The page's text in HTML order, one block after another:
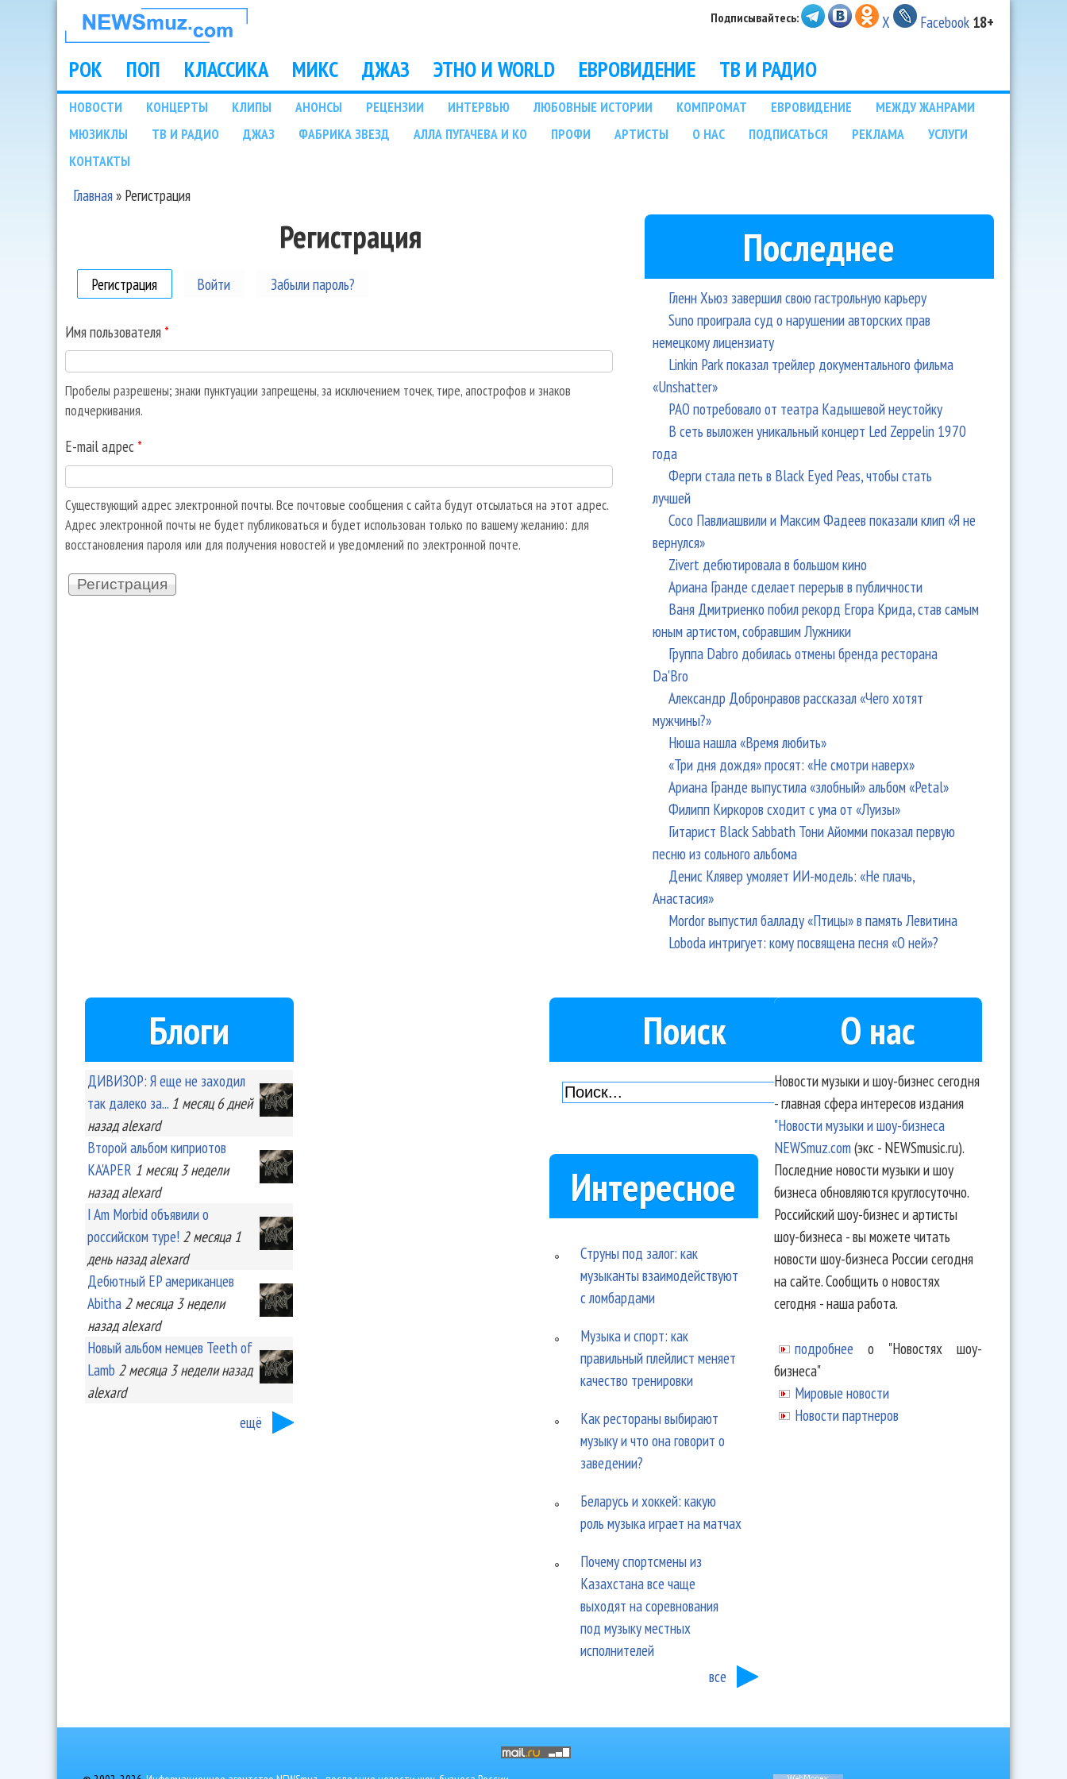
НОВОСТИ
МУЗЫКИ И
ШОУ БИЗНЕСА
NEWSMUZ.COM
Подписывайтесь: X Facebook 18+
Main menu
РОК ПОП КЛАССИКА МИКС ДЖАЗ ЭТНО И WORLD ЕВРОВИДЕНИЕ ТВ И РАДИО
Подразделы
НОВОСТИ КОНЦЕРТЫ КЛИПЫ АНОНСЫ РЕЦЕНЗИИ ИНТЕРВЬЮ ЛЮБОВНЫЕ ИСТОРИИ КОМПРОМАТ ЕВРОВИДЕНИЕ
МЕЖДУ ЖАНРАМИ
МЮЗИКЛЫ
ТВ И РАДИО ДЖАЗ ФАБРИКА ЗВЕЗД АЛЛА ПУГАЧЕВА И КО ПРОФИ АРТИСТЫ О НАС ПОДПИСАТЬСЯ РЕКЛАМА
УСЛУГИ
КОНТАКТЫ
Главная» Регистрация
Регистрация
Регистрация (активная вкладка)
Войти Забыли пароль?
Имя пользователя *
Пробелы разрешены; знаки пунктуации запрещены, за исключением точек, тире, апострофов и знаков
подчеркивания.
E-mail адрес *
Существующий адрес электронной почты. Все почтовые сообщения с сайта будут отсылаться на этот адрес.
Адрес электронной почты не будет публиковаться и будет использован только по вашему желанию: для
восстановления пароля или для получения новостей и уведомлений по электронной почте.
Последнее
Гленн Хьюз завершил свою гастрольную карьеру
Suno проиграла суд о нарушении авторских прав
немецкому лицензиату
Linkin Park показал трейлер документального фильма
«Unshatter»
РАО потребовало от театра Кадышевой неустойку
В сеть выложен уникальный концерт Led Zeppelin 1970
года
Ферги стала петь в Black Eyed Peas, чтобы стать
лучшей
Сосо Павлиашвили и Максим Фадеев показали клип «Я не
вернулся»
Zivert дебютировала в большом кино
Ариана Гранде сделает перерыв в публичности
Ваня Дмитриенко побил рекорд Егора Крида, став самым
юным артистом, собравшим Лужники
Группа Dabro добилась отмены бренда ресторана
Da'Bro
Александр Добронравов рассказал «Чего хотят
мужчины?»
Нюша нашла «Время любить»
«Три дня дождя» просят: «Не смотри наверх»
Ариана Гранде выпустила «злобный» альбом «Petal»
Филипп Киркоров сходит с ума от «Луизы»
Гитарист Black Sabbath Тони Айомми показал первую
песню из сольного альбома
Денис Клявер умоляет ИИ-модель: «Не плачь,
Анастасия»
Mordor выпустил балладу «Птицы» в память Левитина
Loboda интригует: кому посвящена песня «О ней»?
Блоги
ДИВИЗОР: Я еще не заходил
так далеко за... 1 месяц 6 дней
назад alexard
Второй альбом киприотов
KA'APER 1 месяц 3 недели
назад alexard
I Am Morbid объявили о
российском туре! 2 месяца 1
деньназад alexard
Дебютный EP американцев
Abitha 2 месяца 3 недели
назад alexard
Новый альбом немцев Teeth of
Lamb 2 месяца 3 неделиназад
alexard
ещё
Поиск
Интересное
Струны под залог: как
музыканты взаимодействуют
с ломбардами
Музыка и спорт: как
правильный плейлист меняет
качество тренировки
Как рестораны выбирают
музыку и что она говорит о
заведении?
Беларусь и хоккей: какую
роль музыка играет на матчах
Почему спортсмены из
Казахстана все чаще
выходят на соревнования
под музыку местных
исполнителей
все
О нас
Новости музыки и шоу-бизнес сегодня
- главная сфера интересов издания
"Новости музыки и шоу-бизнеса
NEWSmuz.com(экс - NEWSmusic.ru).
Последние новости музыки и шоу
бизнеса обновляются круглосуточно.
Российский шоу-бизнес и артисты
шоу-бизнеса - вы можете читать
новости шоу-бизнеса России сегодня
на сайте. Сообщить о новостях
сегодня - наша работа.
подробнее о "Новостях шоу-
бизнеса"
Мировые новости
Новости партнеров